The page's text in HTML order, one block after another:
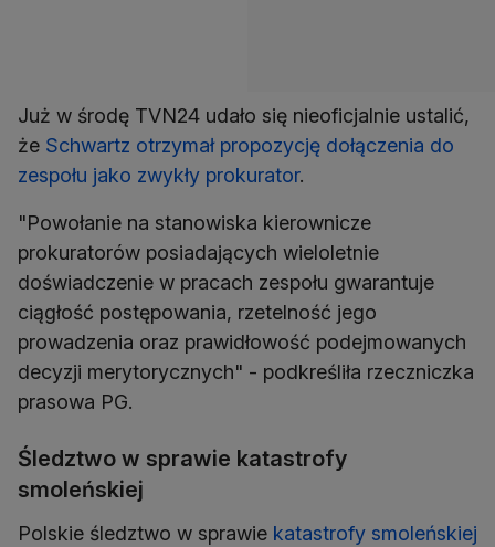
Już w środę TVN24 udało się nieoficjalnie ustalić,
że Schwartz otrzymał propozycję dołączenia do
zespołu jako zwykły prokurator.
"Powołanie na stanowiska kierownicze
prokuratorów posiadających wieloletnie
doświadczenie w pracach zespołu gwarantuje
ciągłość postępowania, rzetelność jego
prowadzenia oraz prawidłowość podejmowanych
decyzji merytorycznych" - podkreśliła rzeczniczka
prasowa PG.
Śledztwo w sprawie katastrofy
smoleńskiej
Polskie śledztwo w sprawie katastrofy smoleńskiej